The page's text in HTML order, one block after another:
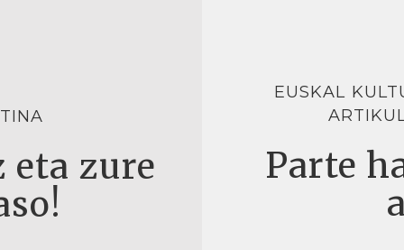
eta zure
EUSKAL
Parte